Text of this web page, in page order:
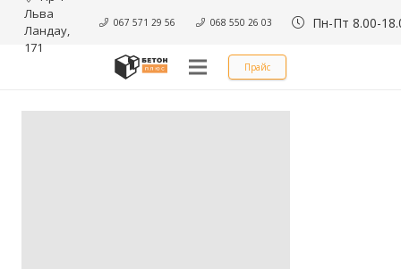
Льва
Ландау,
171
067 571 29 56 068 550 26 03 Пн-Пт 8.00-
Прайс